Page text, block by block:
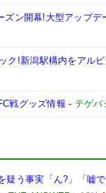
ズン開幕!大型アップデ
ク!新潟駅構内をアル
戦グッズ情報 - テゲバ
疑う事実「ん?」「嘘